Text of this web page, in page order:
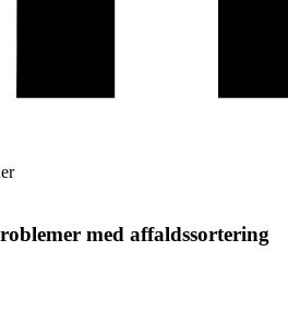
med affaldssortering